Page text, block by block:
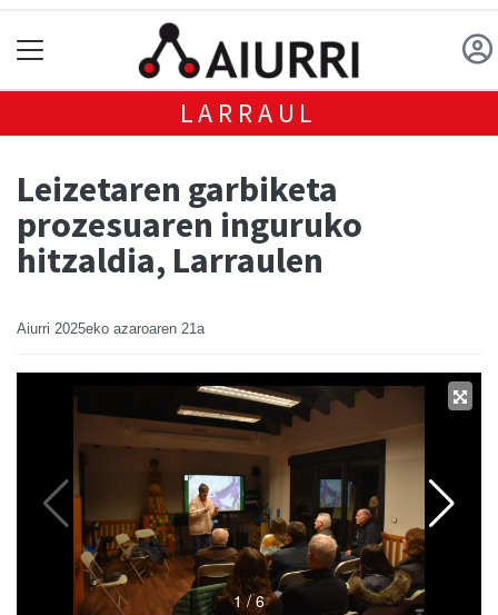
LARRAUL
Leizetaren garbiketa
prozesuaren inguruko
hitzaldia, Larraulen
Aiurri 2025eko azaroaren 21a